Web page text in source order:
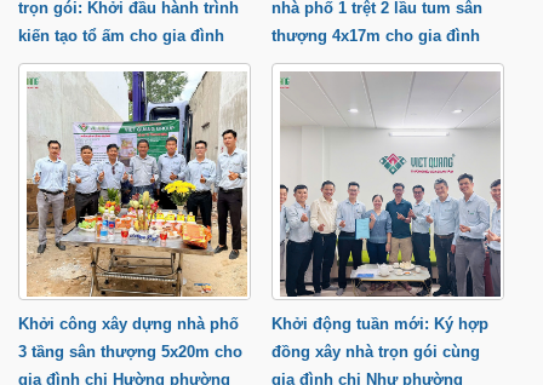
trọn gói: Khởi đầu hành trình
kiến tạo tổ ấm cho gia đình
anh Trung tại phường Thạnh
Lộc
nhà phố 1 trệt 2 lầu tum sân
thượng 4x17m cho gia đình
anh Cầu tại Quận 9 TP.HCM
Khởi công xây dựng nhà phố
3 tầng sân thượng 5x20m cho
gia đình chị Hường phường
Khởi động tuần mới: Ký hợp
đồng xây nhà trọn gói cùng
gia đình chị Như phường